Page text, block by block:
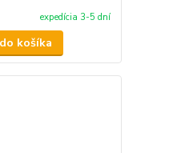
expedícia 3-5 dní
košíka